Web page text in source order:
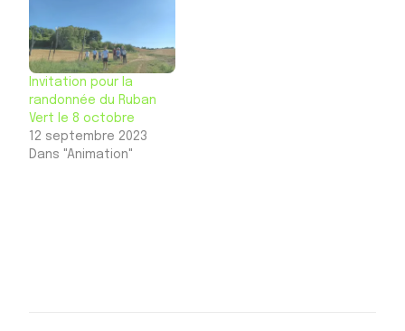
Invitation pour la
randonnée du Ruban
Vert le 8 octobre
12 septembre 2023
Dans "Animation"